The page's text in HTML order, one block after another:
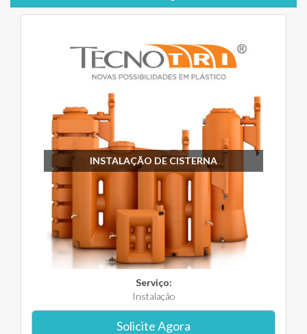
INSTALAÇÃO DE CISTERNA
Serviço:
Instalação
Solicite Agora